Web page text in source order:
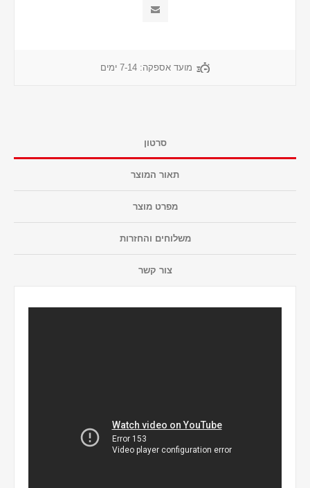
מועד אספקה: 7-14 ימים
סרטון
תאור המוצר
מפרט מוצר
משלוחים והחזרות
צור קשר